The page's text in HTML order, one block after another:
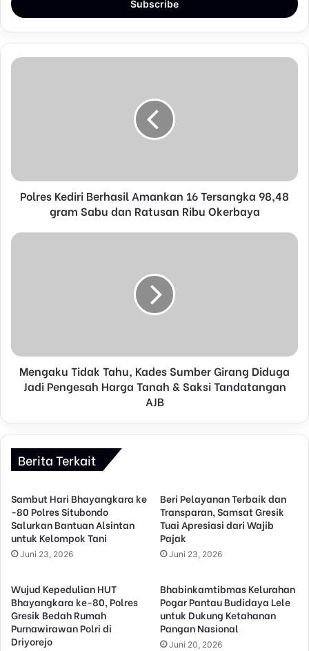
e
y
u
d
s
Polres Kediri Berhasil Amankan 16 Tersangka 98,48
gram Sabu dan Ratusan Ribu Okerbaya
Mengaku Tidak Tahu, Kades Sumber Girang Diduga
Jadi Pengesah Harga Tanah & Saksi Tandatangan
AJB
Berita Terkait
Sambut Hari Bhayangkara ke
-80 Polres Situbondo
Salurkan Bantuan Alsintan
untuk Kelompok Tani
Juni 23, 2026
Beri Pelayanan Terbaik dan
Transparan, Samsat Gresik
Tuai Apresiasi dari Wajib
Pajak
Juni 23, 2026
Wujud Kepedulian HUT
Bhayangkara ke-80, Polres
Gresik Bedah Rumah
Purnawirawan Polri di
Driyorejo
Bhabinkamtibmas Kelurahan
Pogar Pantau Budidaya Lele
untuk Dukung Ketahanan
Pangan Nasional
Juni 20, 2026